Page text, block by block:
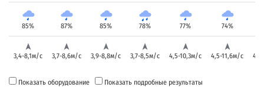
85% 87% 85% 78% 77% 74%
3,4-8,1м/с 3,7-8,6м/с 3,9-8,8м/с 3,7-8,5м/с 4,5-10,3м/с 4,5-11,6м/с
Показать оборудование Показать подробные результаты